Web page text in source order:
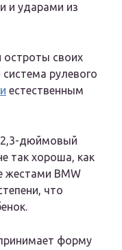
и ударами из
остроты своих
рулевого
естественным
дюймовый
так хороша, как
жестами BMW
что
форму